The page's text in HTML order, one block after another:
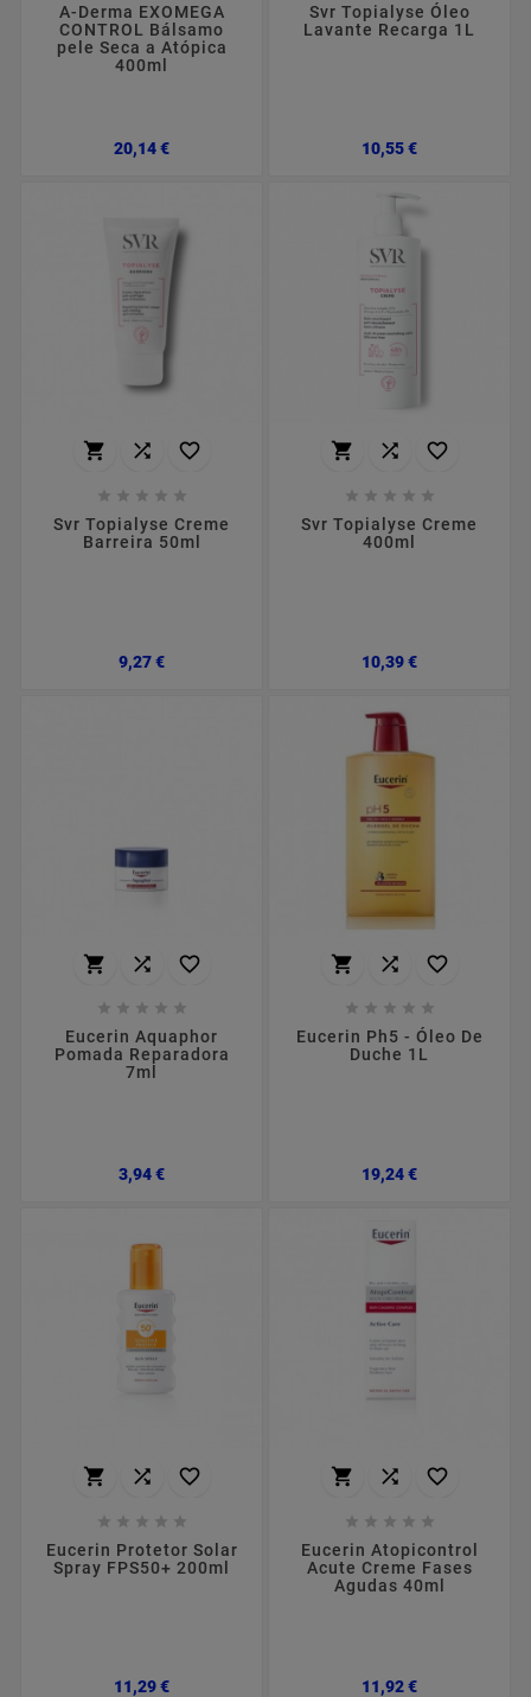
A-Derma EXOMEGA
CONTROL Bálsamo
pele Seca a Atópica
400ml
20,14 €Preço
Svr Topialyse Óleo
Lavante Recarga 1L
10,55 €Preço
  
    
Svr Topialyse Creme
Barreira 50ml
9,27 €Preço
  
    
Svr Topialyse Creme
400ml
10,39 €Preço
  
    
Eucerin Aquaphor
Pomada Reparadora
7ml
3,94 €Preço
  
    
Eucerin Ph5 - Óleo De
Duche 1L
19,24 €Preço
  
    
Eucerin Protetor Solar
Spray FPS50+ 200ml
11,29 €Preço
  
    
Eucerin Atopicontrol
Acute Creme Fases
Agudas 40ml
11,92 €Preço